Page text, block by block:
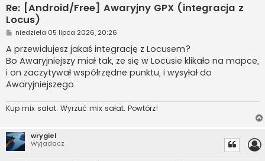
Re: [Android/Free] Awaryjny GPX (integracja z
Locus)
P
s
t
niedziela 05 lipca 2026, 20:26
A przewidujesz jakaś integrację z Locusem?
Bo Awaryjniejszy miał tak, ze się w Locusie klikało na mapce,
i on zaczytywał współrzędne punktu, i wysyłał do
Awaryjniejszego.
Kup mix sałat. Wyrzuć mix sałat. Powtórz!
wrygiel
Wyjadacz